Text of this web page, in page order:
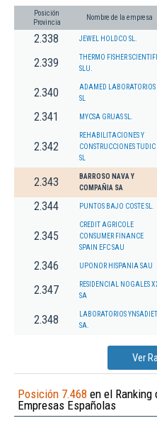
Posición
Provincia
Nombre de la empresa
2.338 JEWEL HOLDCO SL.
2.339
THERMO FISHER
SLU.
2.340
ADAMED LABORATORIOS
SL
2.341 MYCSA GRUAS SL.
2.342
REHABILITACIONES Y
CONSTRUCCIONES TUDIC
SL
2.343
BARROSO NAVA Y
COMPAÑIA SA
2.344 PUNTOS BAJO COSTE SL.
2.345
CREDIT AGRICOLE
CONSUMER FINANCE
SPAIN EFC SAU
2.346 UPONOR HISPANIA SAU
2.347
RESIDENCIAL NOGALES
SA
2.348
LABORATORIOS YNSADIET
SA.
Ver
Posición 7.468 en el Ranking
Empresas Españolas